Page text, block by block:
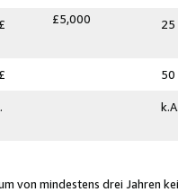
£5,000 25
50
von mindestens drei Jahren